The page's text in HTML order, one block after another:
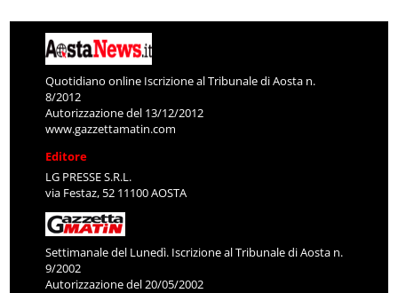
Quotidiano online Iscrizione al Tribunale di Aosta n.
8/2012
Autorizzazione del 13/12/2012
www.gazzettamatin.com
Editore
LG PRESSE S.R.L.
via Festaz, 52 11100 AOSTA
Settimanale del Lunedì. Iscrizione al Tribunale di Aosta n.
9/2002
Autorizzazione del 20/05/2002